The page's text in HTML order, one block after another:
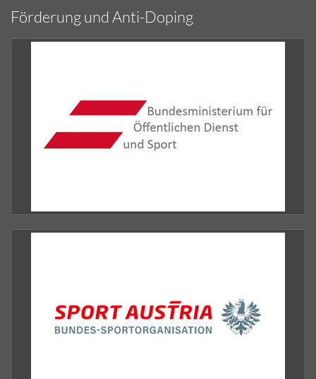
Förderung und Anti-Doping